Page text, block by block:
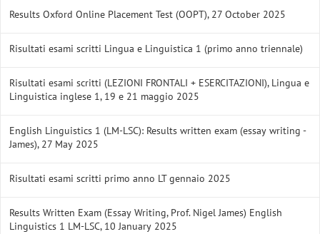
Results Oxford Online Placement Test (OOPT), 27 October 2025
Risultati esami scritti Lingua e Linguistica 1 (primo anno triennale)
Risultati esami scritti (LEZIONI FRONTALI + ESERCITAZIONI), Lingua e
Linguistica inglese 1, 19 e 21 maggio 2025
English Linguistics 1 (LM-LSC): Results written exam (essay writing -
James), 27 May 2025
Risultati esami scritti primo anno LT gennaio 2025
Results Written Exam (Essay Writing, Prof. Nigel James) English
Linguistics 1 LM-LSC, 10 January 2025